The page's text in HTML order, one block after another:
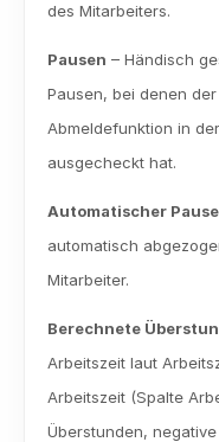
des Mitarbeiters.
Pausen – Händisch
Pausen, bei denen
Abmeldefunktion in
ausgecheckt hat.
Automatischer
automatisch
Mitarbeiter.
Berechnete
Arbeitszeit laut
Arbeitszeit (Spalte
Überstunden,